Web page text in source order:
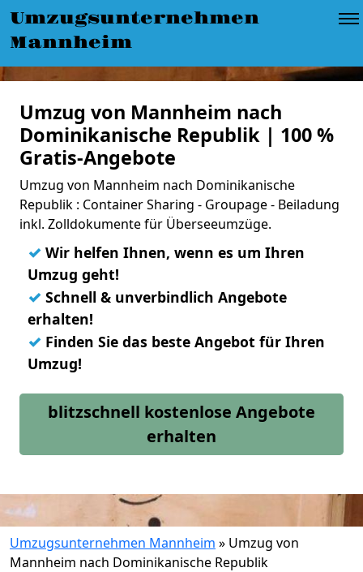
Umzugsunternehmen
Mannheim
Umzug von Mannheim nach
Dominikanische Republik | 100 %
Gratis-Angebote
Umzug von Mannheim nach Dominikanische
Republik : Container Sharing - Groupage - Beiladung
inkl. Zolldokumente für Überseeumzüge.
✓ Wir helfen Ihnen, wenn es um Ihren
Umzug geht!
✓ Schnell & unverbindlich Angebote
erhalten!
✓ Finden Sie das beste Angebot für Ihren
Umzug!
blitzschnell kostenlose Angebote
erhalten
Umzugsunternehmen Mannheim » Umzug von
Mannheim nach Dominikanische Republik